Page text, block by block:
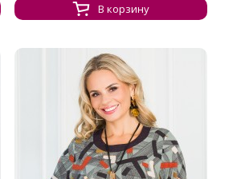
В корзину